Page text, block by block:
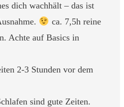
dich wachhält – das ist
ca. 7,5h reine
Achte auf Basics in
2-3 Stunden vor dem
sind gute Zeiten.